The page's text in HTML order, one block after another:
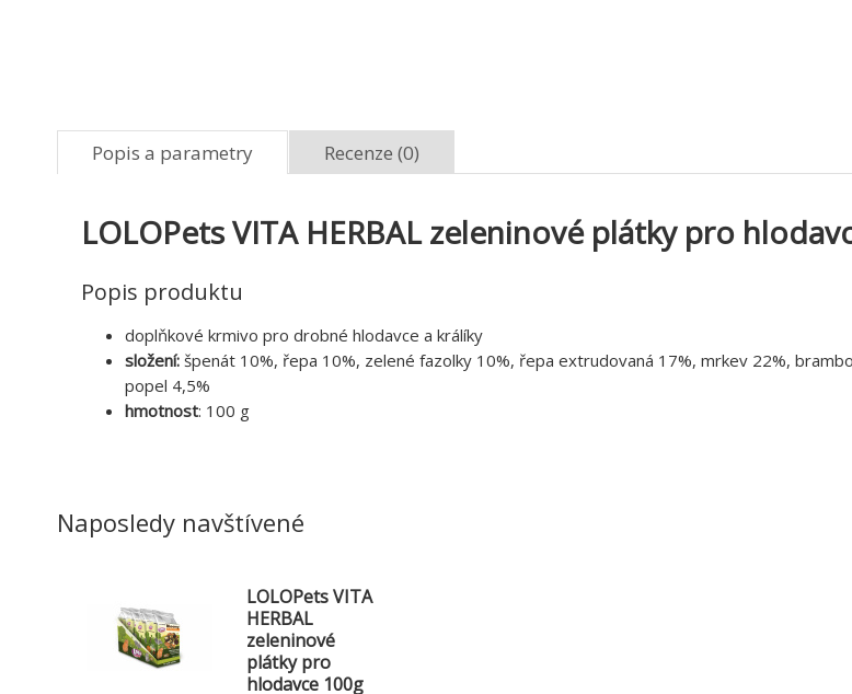
Popis a parametry Recenze (0)
LOLOPets VITA HERBAL zeleninové plátky pro
Popis produktu
doplňkové krmivo pro drobné hlodavce a králíky
složení: špenát 10%, řepa 10%, zelené fazolky 10%, řepa extrudovaná 17%, mrkev 22%,
popel 4,5%
hmotnost: 100 g
Naposledy navštívené
LOLOPets VITA
HERBAL
zeleninové
plátky pro
hlodavce 100g